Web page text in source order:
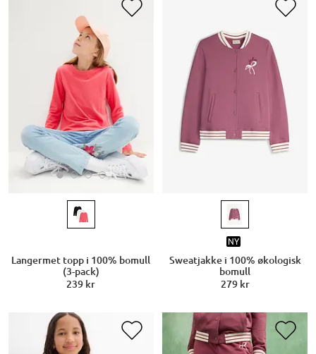
Langermet topp i 100% bomull
(3-pack)
239 kr
NY
Sweatjakke i 100% økologisk
bomull
279 kr